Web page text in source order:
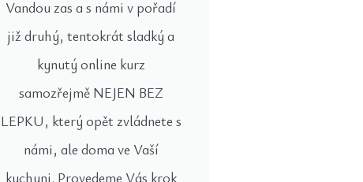
Vandou zas a s námi v pořadí
již druhý, tentokrát sladký a
kynutý online kurz
samozřejmě NEJEN BEZ
LEPKU, který opět zvládnete s
námi, ale doma ve Vaší
kuchyni. Provedeme Vás krok